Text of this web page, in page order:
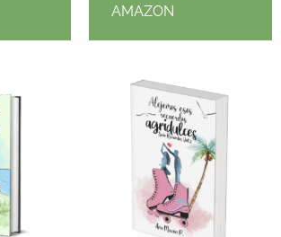
AMAZON